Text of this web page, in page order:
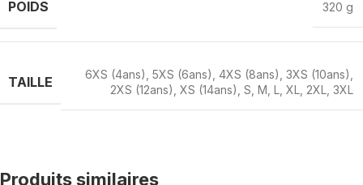
POIDS
320 g
TAILLE 6XS (4ans) 5XS (6ans) 4XS (8ans) 3XS (10ans)
2XS (12ans) XS (14ans) S M L XL 2XL 3XL
Produits similaires